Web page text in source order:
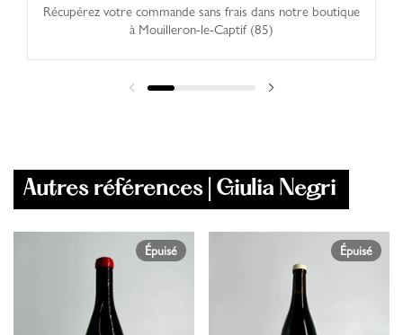
Récupérez votre commande sans frais dans notre boutique
à Mouilleron-le-Captif (85)
Autres références | Giulia Negri
Épuisé Épuisé